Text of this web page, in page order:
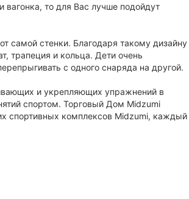
вагонка, то для Вас лучше подойдут
самой стенки. Благодаря такому дизайну
трапеция и кольца. Дети очень
с одного снаряда на другой.
и укрепляющих упражнений в
спортом. Торговый Дом Midzumi
спортивных комплексов Midzumi, каждый